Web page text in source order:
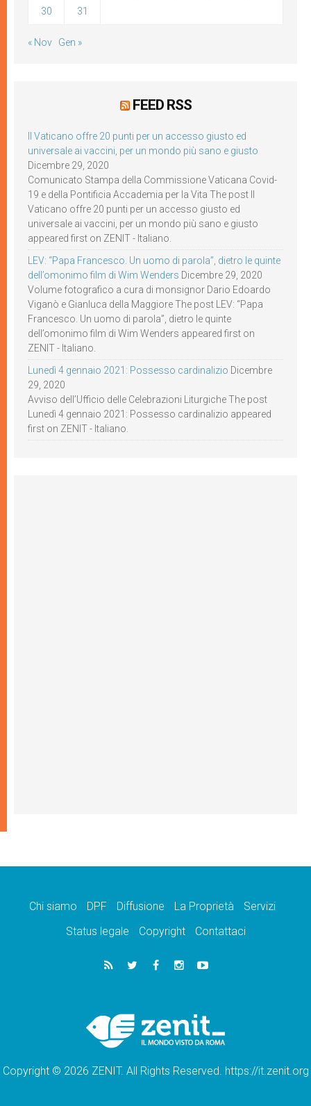
30 31
« Nov Gen »
FEED RSS
Il Vaticano offre 20 punti per un accesso giusto ed
universale ai vaccini, per un mondo più sano e giusto
Dicembre 29, 2020
Comunicato Stampa della Commissione Vaticana Covid-
19 e della Pontificia Accademia per la Vita The post Il
Vaticano offre 20 punti per un accesso giusto ed
universale ai vaccini, per un mondo più sano e giusto
appeared first on ZENIT - Italiano.
LEV: “Papa Francesco. Un uomo di parola”, dietro le quinte
dell’omonimo film di Wim Wenders Dicembre 29, 2020
Volume fotografico a cura di monsignor Dario Edoardo
Viganò e Gianluca della Maggiore The post LEV: “Papa
Francesco. Un uomo di parola”, dietro le quinte
dell’omonimo film di Wim Wenders appeared first on
ZENIT - Italiano.
Lunedì 4 gennaio 2021: Possesso cardinalizio Dicembre
29, 2020
Avviso dell’Ufficio delle Celebrazioni Liturgiche The post
Lunedì 4 gennaio 2021: Possesso cardinalizio appeared
first on ZENIT - Italiano.
Chi siamo DPF Diffusione La Proprietà
Servizi
Status legale
Copyright Contattaci
Copyright © 2026 ZENIT. All Rights Reserved. https://it.zenit.org